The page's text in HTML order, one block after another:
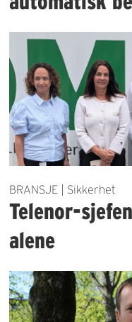
BRANSJE | Sikkerhet
Telenor-
alene